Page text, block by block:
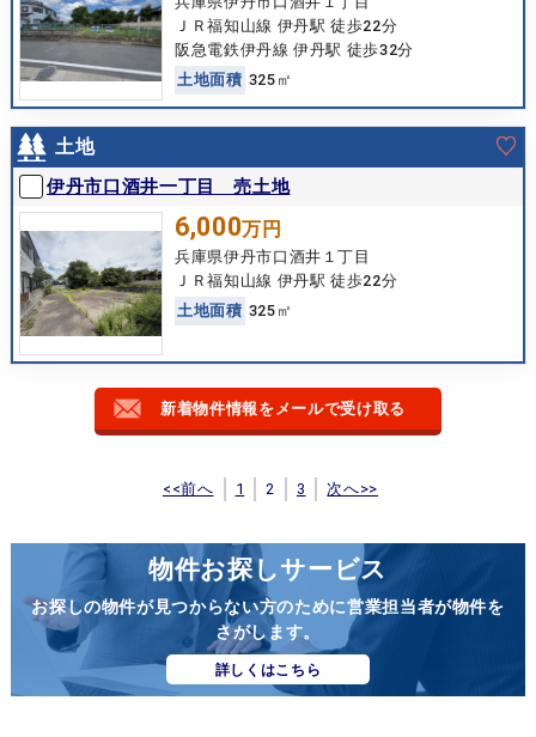
ＪＲ福知山線 伊丹駅 徒歩22分
阪急電鉄伊丹線 伊丹駅 徒歩32分
土地面積 325㎡
土地
伊丹市口酒井一丁目 売土地
6,000万円
兵庫県伊丹市口酒井１丁目
ＪＲ福知山線 伊丹駅 徒歩22分
土地面積 325㎡
新着物件情報をメールで受け取る
<<前へ 1 2 3 次へ>>
物件お探しサービス
お探しの物件が見つからない方のために営業担当者が物件を
さがします。
詳しくはこちら